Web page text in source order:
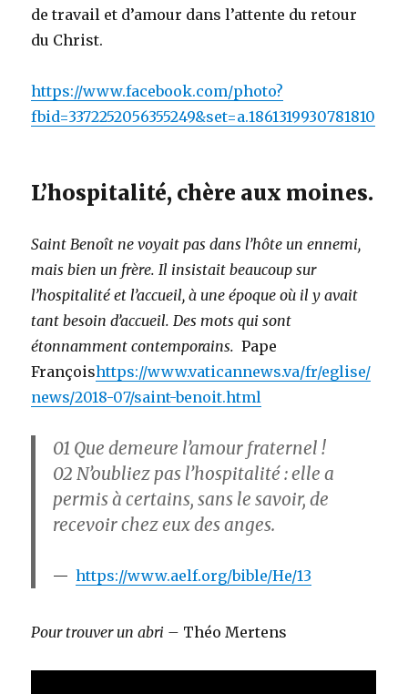
de travail et d’amour dans l’attente du retour
du Christ.
https://www.facebook.com/photo?
fbid=3372252056355249&set=a.1861319930781810
L’hospitalité, chère aux moines.
Saint Benoît ne voyait pas dans l’hôte un ennemi,
mais bien un frère. Il insistait beaucoup sur
l’hospitalité et l’accueil, à une époque où il y avait
tant besoin d’accueil. Des mots qui sont
étonnamment contemporains. Pape
Françoishttps://www.vaticannews.va/fr/eglise/
news/2018-07/saint-benoit.html
01 Que demeure l’amour fraternel !
02 N’oubliez pas l’hospitalité : elle a
permis à certains, sans le savoir, de
recevoir chez eux des anges.
https://www.aelf.org/bible/He/13
Pour trouver un abri – Théo Mertens